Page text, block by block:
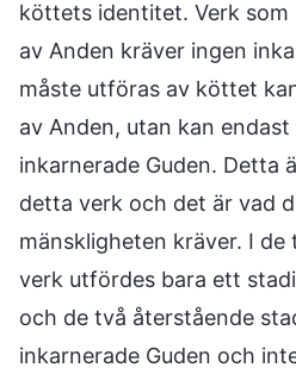
köttets identitet. Verk
av Anden kräver ingen
måste utföras av köttet
av Anden, utan kan
inkarnerade Guden. Detta
detta verk och det är vad
mänskligheten kräver. I de
verk utfördes bara ett
och de två återstående
inkarnerade Guden och